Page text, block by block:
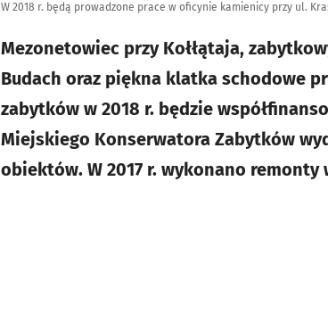
W 2018 r. będą prowadzone prace w oficynie kamienicy przy ul.
Mezonetowiec przy Kołłątaja,
Budach oraz piękna klatka schodowe
zabytków w 2018 r. będzie
Miejskiego Konserwatora Zabytków
obiektów. W 2017 r. wykonano remonty